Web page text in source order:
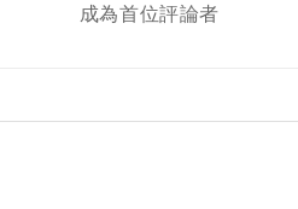
成為首位評論者